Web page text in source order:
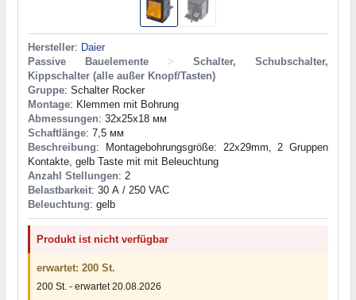
Hersteller: Daier
Passive Bauelemente
>
Schalter, Schubschalter,
Kippschalter (alle außer Knopf/Tasten)
Gruppe: Schalter Rocker
Montage: Klemmen mit Bohrung
Abmessungen: 32x25x18 мм
Schaftlänge: 7,5 мм
Beschreibung: Montagebohrungsgröße: 22x29mm, 2 Gruppen
Kontakte, gelb Taste mit mit Beleuchtung
Anzahl Stellungen: 2
Belastbarkeit: 30 А / 250 VAC
Beleuchtung: gelb
Produkt ist nicht verfügbar
erwartet: 200 St.
200 St. - erwartet 20.08.2026